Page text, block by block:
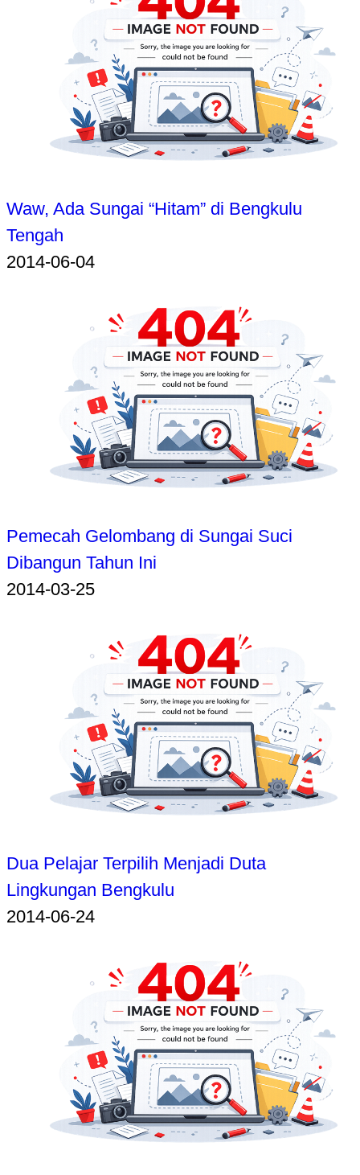
Waw, Ada Sungai “Hitam” di Bengkulu
Tengah
2014-06-04
Pemecah Gelombang di Sungai Suci
Dibangun Tahun Ini
2014-03-25
Dua Pelajar Terpilih Menjadi Duta
Lingkungan Bengkulu
2014-06-24